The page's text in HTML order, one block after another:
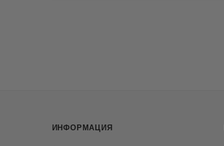
ИНФОРМАЦИЯ